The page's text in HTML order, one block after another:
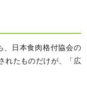
、日本食肉格付協会の
れたものだけが、「広